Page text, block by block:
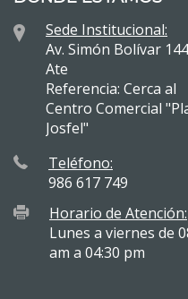
Sede Institucional:
Av. Simón Bolívar
Ate
Referencia: Cerca al
Centro Comercial
Josfel"
Teléfono:
986 617 749
Horario de Atención:
Lunes a viernes de
am a 04:30 pm